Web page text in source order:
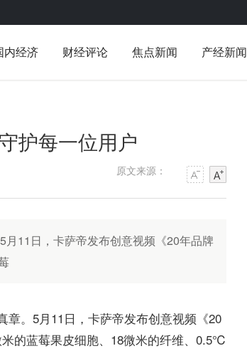
内经济 财经评论 焦点新闻 产经新闻
护每一位用户
原文来源：
11日，卡萨帝发布创意视频《20年品牌
。5月11日，卡萨帝发布创意视频《20
的蓝莓果皮细胞、18微米的纤维、0.5℃